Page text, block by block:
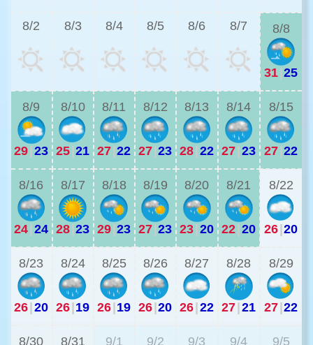
8/2 8/3 8/4 8/5 8/6 8/7 8/8
31|25
8/9
29|23
8/10
25|21
8/11
27|22
8/12
27|23
8/13
28|22
8/14
27|23
8/15
27|22
8/16
24|24
8/17
28|23
8/18
29|23
8/19
27|23
8/20
23|20
8/21
22|20
8/22
26|20
8/23
26|20
8/24
26|19
8/25
26|19
8/26
26|20
8/27
26|22
8/28
27|21
8/29
27|22
8/30 8/31 9/1 9/2 9/3 9/4 9/5